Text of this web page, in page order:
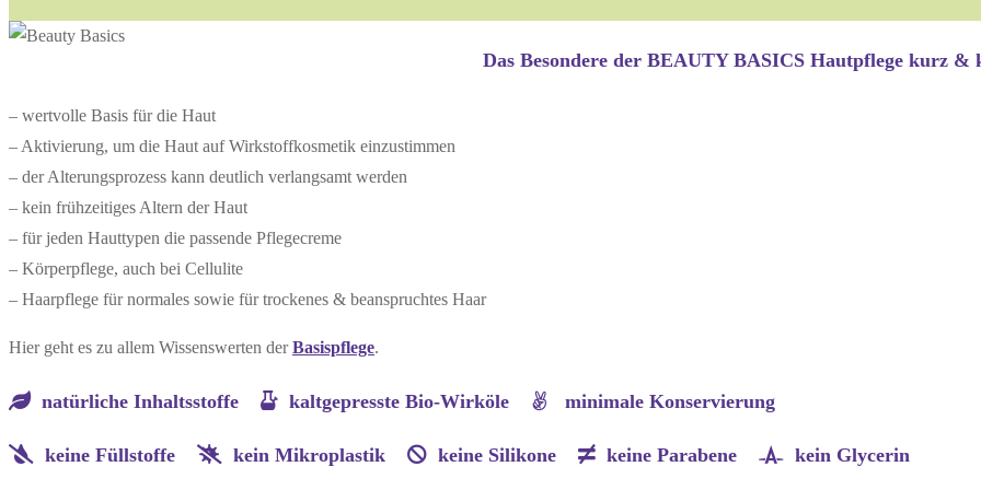
Das Besondere der BEAUTY BASICS Hautpflege kurz &
– wertvolle Basis für die Haut
– Aktivierung, um die Haut auf Wirkstoffkosmetik einzustimmen
– der Alterungsprozess kann deutlich verlangsamt werden
– kein frühzeitiges Altern der Haut
– für jeden Hauttypen die passende Pflegecreme
– Körperpflege, auch bei Cellulite
– Haarpflege für normales sowie für trockenes & beanspruchtes Haar
Hier geht es zu allem Wissenswerten der Basispflege.
natürliche Inhaltsstoffe kaltgepresste Bio-Wirköle minimale Konservierung
keine Füllstoffe kein Mikroplastik keine Silikone keine Parabene kein Glycerin